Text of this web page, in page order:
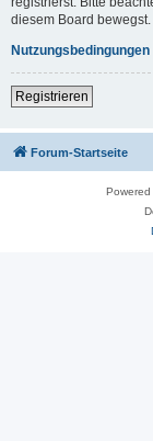
diesem Board bewegst.
Nutzungsbedingungen
Registrieren
Forum-Startseite
Powered